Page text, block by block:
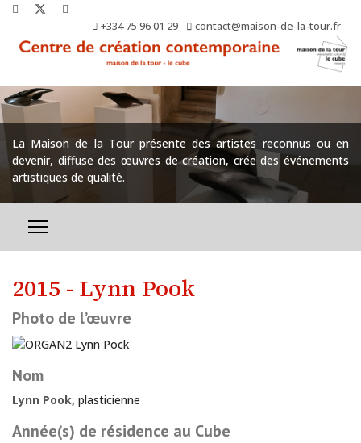
+334 75 96 01 29 contact@maison-de-la-tour.fr
La Maison de la Tour présente des artistes reconnus ou en
devenir, diffuse des œuvres de création, crée des événements
artistiques de qualité.
2015 - Lynn Pook
Photo de l’œuvre
Nom
Lynn Pook, plasticienne
Année(s) de résidence au Cube